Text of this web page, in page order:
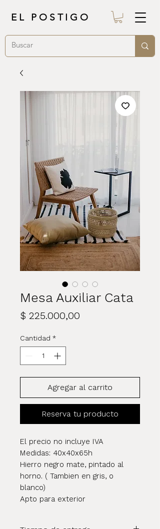
EL POSTIGO
Mesa Auxiliar Cata
$ 225.000,00
Cantidad *
Agregar al carrito
Reserva tu producto
El precio no incluye IVA
Medidas: 40x40x65h
Hierro negro mate, pintado al
horno. ( Tambien en gris, o
blanco)
Apto para exterior